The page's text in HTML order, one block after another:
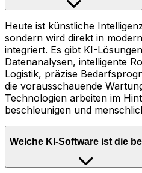
Heute ist künstliche
sondern wird direkt in
integriert. Es gibt KI-
Datenanalysen, intelligente
Logistik, präzise
die vorausschauende
Technologien arbeiten im
beschleunigen und
Welche KI-Software ist die